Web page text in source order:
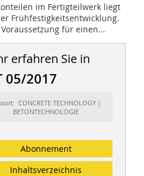
im Fertigteilwerk liegt
Frühfestigkeitsentwicklung.
für einen...
erfahren Sie in
05/2017
CONCRETE TECHNOLOGY |
BETONTECHNOLOGIE
Abonnement
Inhaltsverzeichnis